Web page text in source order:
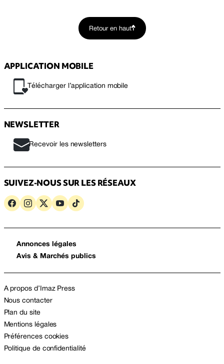
Retour en haut
APPLICATION MOBILE
Télécharger l’application mobile
NEWSLETTER
Recevoir les newsletters
SUIVEZ-NOUS SUR LES RÉSEAUX
Annonces légales
Avis & Marchés publics
A propos d’Imaz Press
Nous contacter
Plan du site
Mentions légales
Préférences cookies
Politique de confidentialité